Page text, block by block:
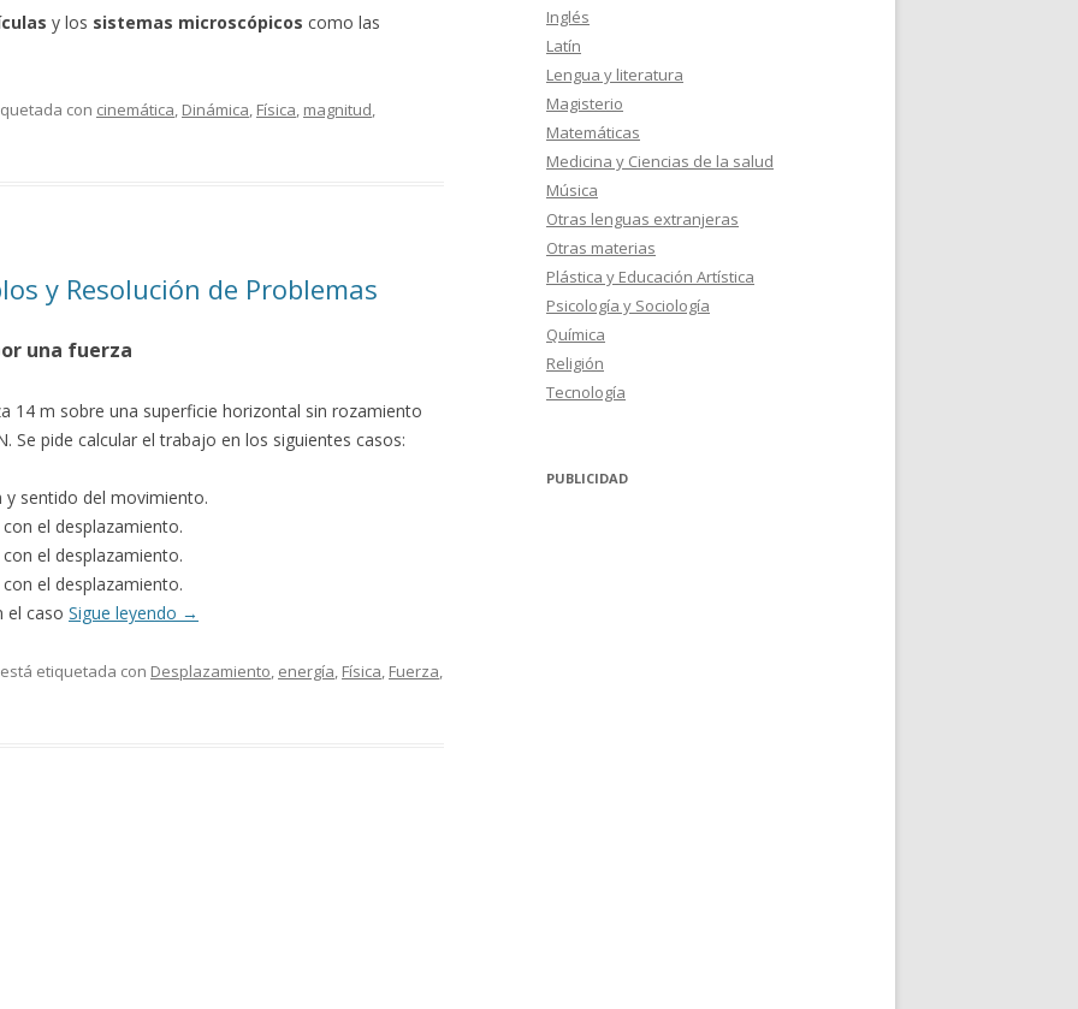
y los sistemas microscópicos como las
con cinemática, Dinámica, Física, magnitud,
y Resolución de Problemas
una fuerza
14 m sobre una superficie horizontal sin rozamiento
Se pide calcular el trabajo en los siguientes casos:
y sentido del movimiento.
el desplazamiento.
el desplazamiento.
el desplazamiento.
el caso Sigue leyendo →
etiquetada con Desplazamiento, energía, Física, Fuerza,
Inglés
Latín
Lengua y literatura
Magisterio
Matemáticas
Medicina y Ciencias de la salud
Música
Otras lenguas extranjeras
Otras materias
Plástica y Educación Artística
Psicología y Sociología
Química
Religión
Tecnología
PUBLICIDAD